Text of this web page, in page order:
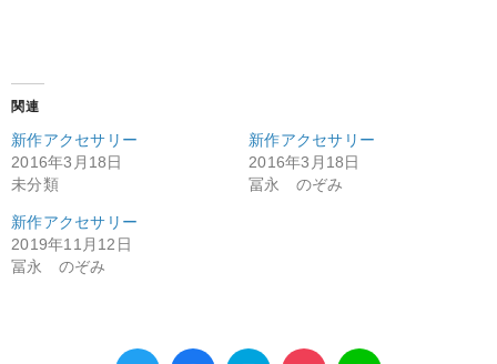
関連
新作アクセサリー
2016年3月18日
未分類
新作アクセサリー
2016年3月18日
冨永 のぞみ
新作アクセサリー
2019年11月12日
冨永 のぞみ